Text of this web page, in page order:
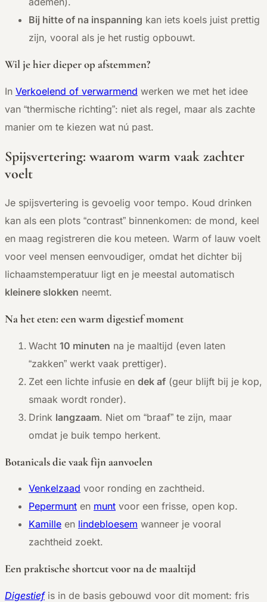
Bij hitte of na inspanning kan iets koels juist prettig
zijn, vooral als je het rustig opbouwt.
Wil je hier dieper op afstemmen?
In Verkoelend of verwarmend werken we met het idee
van “thermische richting”: niet als regel, maar als zachte
manier om te kiezen wat nú past.
Spijsvertering: waarom warm vaak zachter
voelt
Je spijsvertering is gevoelig voor tempo. Koud drinken
kan als een plots “contrast” binnenkomen: de mond, keel
en maag registreren die kou meteen. Warm of lauw voelt
voor veel mensen eenvoudiger, omdat het dichter bij
lichaamstemperatuur ligt en je meestal automatisch
kleinere slokken neemt.
Na het eten: een warm digestief moment
Wacht 10 minuten na je maaltijd (even laten
“zakken” werkt vaak prettiger).
Zet een lichte infusie en dek af (geur blijft bij je kop,
smaak wordt ronder).
Drink langzaam. Niet om “braaf” te zijn, maar
omdat je buik tempo herkent.
Botanicals die vaak fijn aanvoelen
Venkelzaad voor ronding en zachtheid.
Pepermunt en munt voor een frisse, open kop.
Kamille en lindebloesem wanneer je vooral
zachtheid zoekt.
Een praktische shortcut voor na de maaltijd
Digestiefis in de basis gebouwd voor dit moment: fris